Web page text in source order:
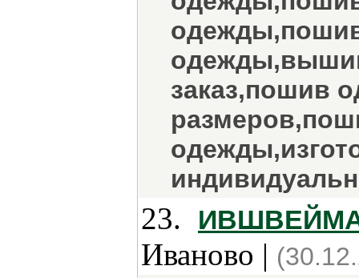
заказ,пошив
23.
Иваново |